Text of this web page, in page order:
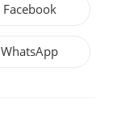
Ouvrir
autre
fenêtre
Facebook
Ouvrir
WhatsApp